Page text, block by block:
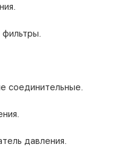
соединительные.
давления.